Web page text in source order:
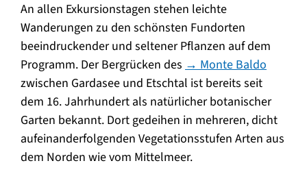
An allen Exkursionstagen stehen leichte
Wanderungen zu den schönsten Fundorten
beeindruckender und seltener Pflanzen auf dem
Programm. Der Bergrücken des → Monte Baldo
zwischen Gardasee und Etschtal ist bereits seit
dem 16. Jahrhundert als natürlicher botanischer
Garten bekannt. Dort gedeihen in mehreren, dicht
aufeinanderfolgenden Vegetationsstufen Arten aus
dem Norden wie vom Mittelmeer.